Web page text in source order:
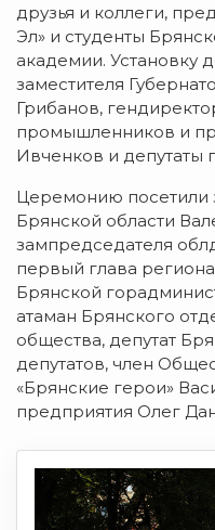
друзья и коллеги,
Эл» и студенты
академии. Установку
заместителя
Грибанов,
промышленников и
Ивченков и депутаты
Церемонию посетили
Брянской области
зампредседателя
первый глава
Брянской
атаман Брянского
общества, депутат
депутатов, член
«Брянские герои»
предприятия Олег